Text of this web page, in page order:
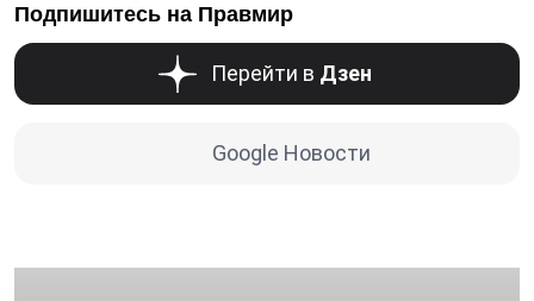
Подпишитесь на Правмир
Перейти в Дзен
Google Новости